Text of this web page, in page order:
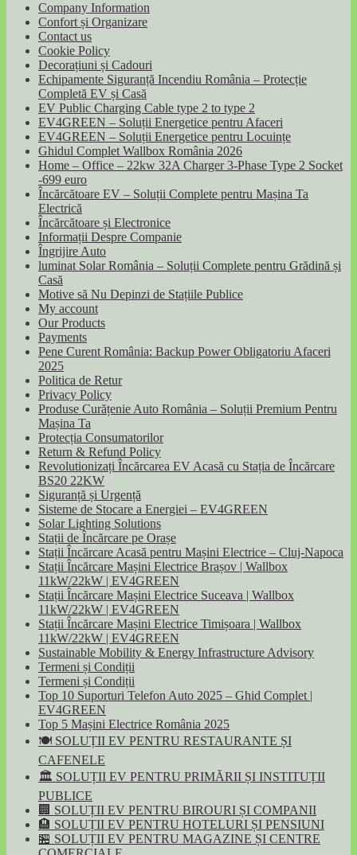
Company Information
Confort și Organizare
Contact us
Cookie Policy
Decorațiuni și Cadouri
Echipamente Siguranță Incendiu România – Protecție
Completă EV și Casă
EV Public Charging Cable type 2 to type 2
EV4GREEN – Soluții Energetice pentru Afaceri
EV4GREEN – Soluții Energetice pentru Locuințe
Ghidul Complet Wallbox România 2026
Home – Office – 22kw 32A Charger 3-Phase Type 2 Socket
-699 euro
Încărcătoare EV – Soluții Complete pentru Mașina Ta
Electrică
Încărcătoare și Electronice
Informații Despre Companie
Îngrijire Auto
luminat Solar România – Soluții Complete pentru Grădină și
Casă
Motive să Nu Depinzi de Stațiile Publice
My account
Our Products
Payments
Pene Curent România: Backup Power Obligatoriu Afaceri
2025
Politica de Retur
Privacy Policy
Produse Curățenie Auto România – Soluții Premium Pentru
Mașina Ta
Protecția Consumatorilor
Return & Refund Policy
Revolutionizați Încărcarea EV Acasă cu Stația de Încărcare
BS20 22KW
Siguranță și Urgență
Sisteme de Stocare a Energiei – EV4GREEN
Solar Lighting Solutions
Stații de Încărcare pe Orașe
Stații Încărcare Acasă pentru Mașini Electrice – Cluj-Napoca
Stații Încărcare Mașini Electrice Brașov | Wallbox
11kW/22kW | EV4GREEN
Stații Încărcare Mașini Electrice Suceava | Wallbox
11kW/22kW | EV4GREEN
Stații Încărcare Mașini Electrice Timișoara | Wallbox
11kW/22kW | EV4GREEN
Sustainable Mobility & Energy Infrastructure Advisory
Termeni și Condiții
Termeni și Condiții
Top 10 Suporturi Telefon Auto 2025 – Ghid Complet |
EV4GREEN
Top 5 Mașini Electrice România 2025
🍽️ SOLUȚII EV PENTRU RESTAURANTE ȘI
CAFENELE
🏛️ SOLUȚII EV PENTRU PRIMĂRII ȘI INSTITUȚII
PUBLICE
🏢 SOLUȚII EV PENTRU BIROURI ȘI COMPANII
🏨 SOLUȚII EV PENTRU HOTELURI ȘI PENSIUNI
🏪 SOLUȚII EV PENTRU MAGAZINE ȘI CENTRE